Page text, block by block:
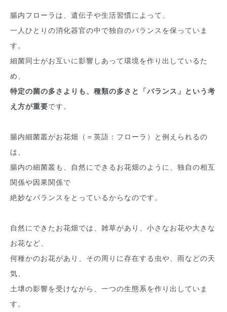
腸内フローラは、遺伝子や生活習慣によって、
一人ひとりの消化器官の中で独自のバランスを保っていま
す。
細菌同士がお互いに影響しあって環境を作り出しているた
め、
特定の菌の多さよりも、種類の多さと「バランス」という考
え方が重要です。
腸内細菌叢がお花畑（＝英語：フローラ）と例えられるの
は、
腸内の細菌叢も、自然にできるお花畑のように、独自の相互
関係や因果関係で
絶妙なバランスをとっているからなのです。
自然にできたお花畑では、雑草があり、小さなお花や大きな
お花など、
何種かのお花があり、その周りに存在する虫や、雨などの天
気、
土壌の影響を受けながら、一つの生態系を作り出していま
す。